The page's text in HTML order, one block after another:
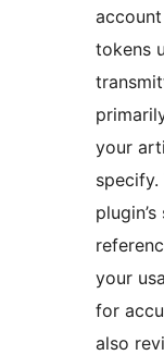
tokens
your
specify.
your
for
also